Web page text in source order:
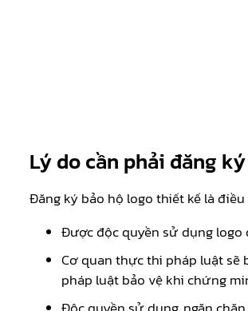
Lý do cần phải đăng
Đăng ký bảo hộ logo thiết kế là
Được độc quyền sử dụng logo
Cơ quan thực thi pháp luật sẽ
pháp luật bảo vệ khi chứng